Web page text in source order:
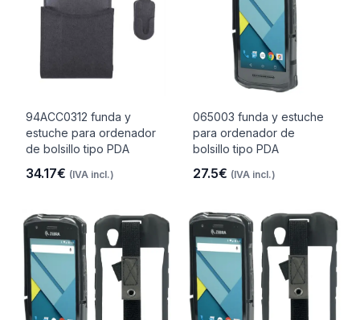
94ACC0312 funda y
estuche para ordenador
de bolsillo tipo PDA
34.17€ (IVA incl.)
065003 funda y estuche
para ordenador de
bolsillo tipo PDA
27.5€ (IVA incl.)